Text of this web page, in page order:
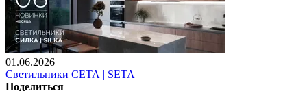
01.06.2026
Светильники СЕТА | SETA
Поделиться